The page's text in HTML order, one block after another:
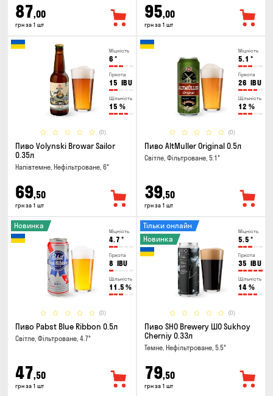
87,00
грн за 1 шт
95,00
грн за 1 шт
Міцність
6 °
Гіркота
15 IBU
Щільність
15 %
(0)
Пиво Volynski Browar Sailor
0.35л
Напівтемне, Нефільтроване, 6°
69,50
грн за 1 шт
Міцність
5.1 °
Гіркота
26 IBU
Щільність
12 %
(0)
Пиво AltMuller Original 0.5л
Світле, Фільтроване, 5.1°
39,50
грн за 1 шт
Міцність
4.7 °
Гіркота
8 IBU
Щільність
11.5 %
(0)
Новинка
Пиво Pabst Blue Ribbon 0.5л
Світле, Фільтроване, 4.7°
47,50
грн за 1 шт
Міцність
5.5 °
Гіркота
35 IBU
Щільність
14 %
(0)
Тільки онлайн
Новинка
Пиво SHO Brewery ШО Sukhoy
Cherniy 0.33л
Темне, Нефільтроване, 5.5°
79,50
грн за 1 шт